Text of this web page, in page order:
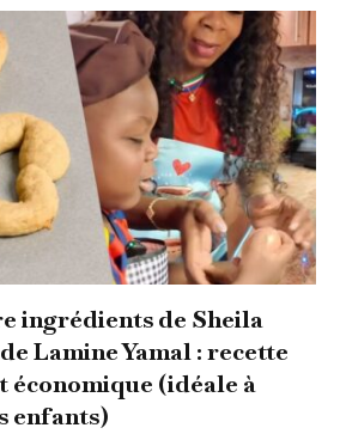
ingrédients de Sheila
Lamine Yamal : recette
économique (idéale à
enfants)